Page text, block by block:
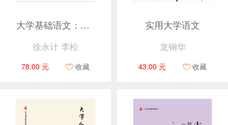
大学基础语文：口语写作篇
徐永计 李松
78.00 元 收藏
实用大学语文
龙钢华
43.00 元 收藏